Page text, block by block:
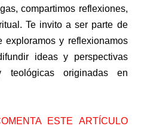
compartimos reflexiones,
Te invito a ser parte de
exploramos y reflexionamos
ideas y perspectivas
teológicas originadas en
ESTE ARTÍCULO